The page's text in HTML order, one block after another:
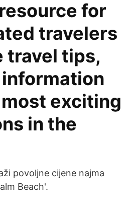
for
travelers
travel tips,
exciting
in the
povoljne cijene najma
Beach'.